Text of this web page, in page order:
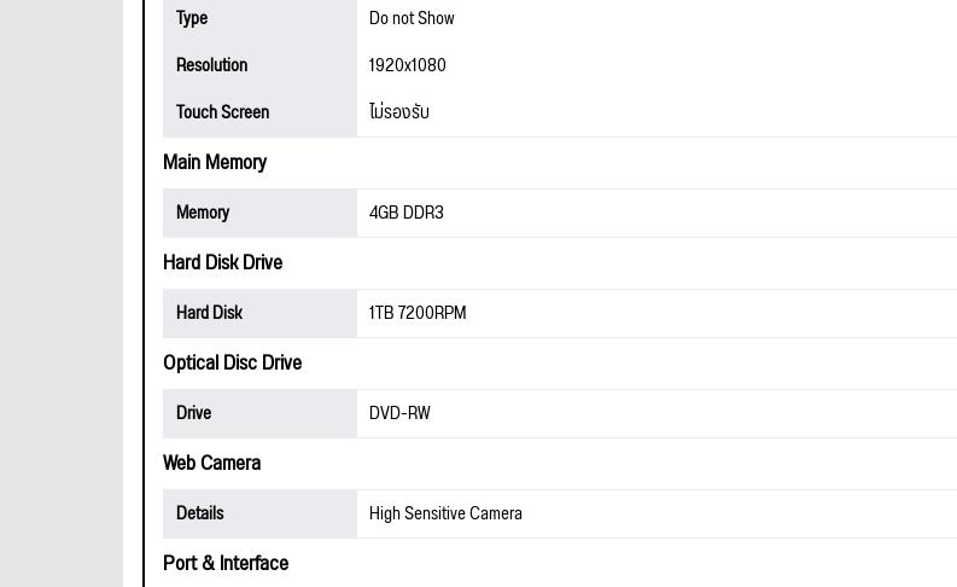
Type
Do not Show
Resolution
1920x1080
Touch Screen
ไม่รองรับ
Main Memory
Memory 4GB DDR3
Hard Disk Drive
Hard Disk 1TB 7200RPM
Optical Disc Drive
Drive DVD-RW
Web Camera
Details High Sensitive Camera
Port & Interface